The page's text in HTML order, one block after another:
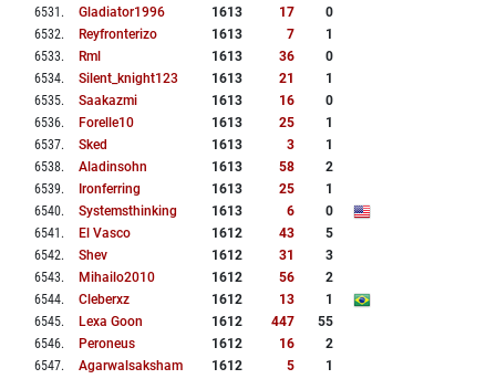
6531 . Gladiator1996 1613 17
0
6532. Reyfronterizo 1613 7
1
6533. Rml 1613 36
0
6534. Silent_knight123 1613 21
1
6535. Saakazmi 1613 16
0
6536. Forelle10 1613 25
1
6537. Sked 1613 3
1
6538. Aladinsohn 1613 58
2
6539. Ironferring 1613 25
1
6540. Systemsthinking 1613 6
0
6541 . El Vasco 1612 43
5
6542. Shev 1612 31
3
6543. Mihailo2010 1612 56
2
6544. Cleberxz 1612 13
1
6545. Lexa Goon 1612 447
55
6546. Peroneus 1612 16
2
6547. Agarwalsaksham 1612 5
1